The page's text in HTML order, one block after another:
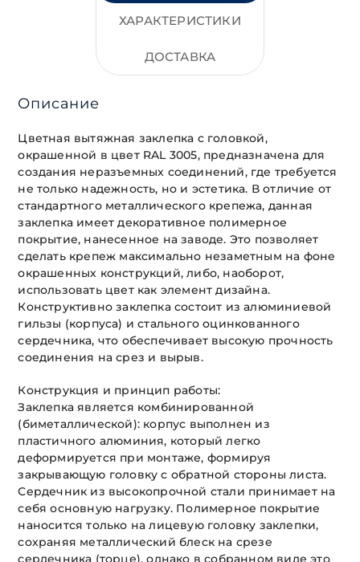
ХАРАКТЕРИСТИКИ
ДОСТАВКА
Описание
Цветная вытяжная заклепка с головкой,
окрашенной в цвет RAL 3005, предназначена для
создания неразъемных соединений, где требуется
не только надежность, но и эстетика. В отличие от
стандартного металлического крепежа, данная
заклепка имеет декоративное полимерное
покрытие, нанесенное на заводе. Это позволяет
сделать крепеж максимально незаметным на фоне
окрашенных конструкций, либо, наоборот,
использовать цвет как элемент дизайна.
Конструктивно заклепка состоит из алюминиевой
гильзы (корпуса) и стального оцинкованного
сердечника, что обеспечивает высокую прочность
соединения на срез и вырыв.
Конструкция и принцип работы:
Заклепка является комбинированной
(биметаллической): корпус выполнен из
пластичного алюминия, который легко
деформируется при монтаже, формируя
закрывающую головку с обратной стороны листа.
Сердечник из высокопрочной стали принимает на
себя основную нагрузку. Полимерное покрытие
наносится только на лицевую головку заклепки,
сохраняя металлический блеск на срезе
сердечника (торце), однако в собранном виде это